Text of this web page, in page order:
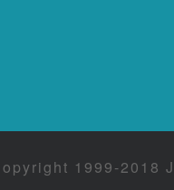
1999-2018